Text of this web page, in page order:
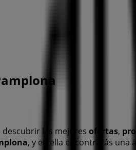
las mejores ofertas,
, y en ella encontrarás